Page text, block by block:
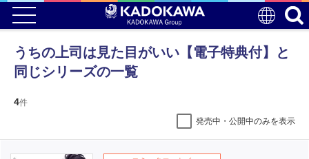
うちの上司は見た目がいい【電子特典付】と
同じシリーズの一覧
4件
発売中・公開中のみを表示